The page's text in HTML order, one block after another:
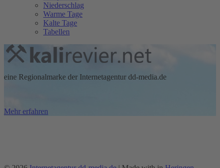
Niederschlag
Warme Tage
Kalte Tage
Tabellen
eine Regionalmarke der Internetagentur dd-media.de
Mehr erfahren